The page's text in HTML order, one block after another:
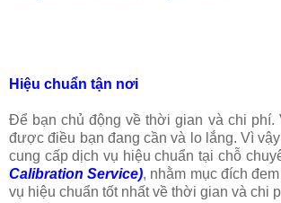
Hiệu chuẩn tận nơi
Để bạn chủ động về thời gian và chi phí.
được điều bạn đang cần và lo lắng. Vì
cung cấp dịch vụ hiệu chuẩn tại chỗ
Calibration Service), nhằm mục đích
vụ hiệu chuẩn tốt nhất về thời gian và chi